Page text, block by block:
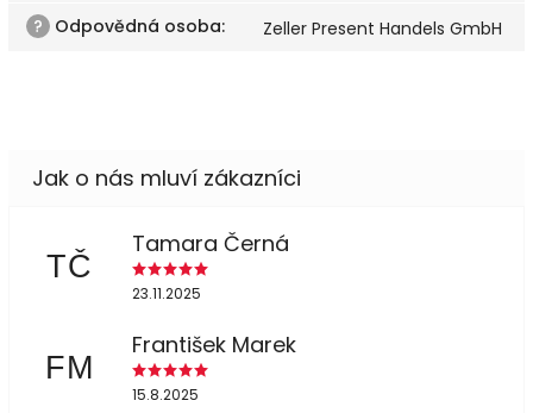
? Odpovědná osoba: Zeller Present Handels GmbH
TČ
Tamara Černá
23.11.2025
FM
František Marek
15.8.2025